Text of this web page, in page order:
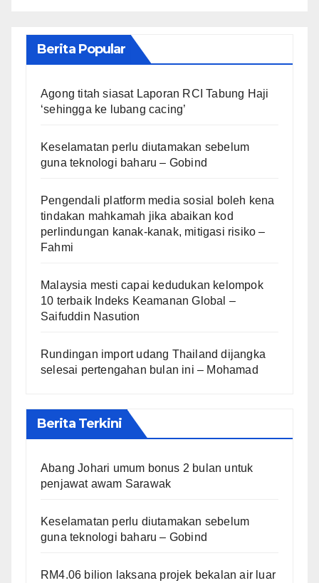
Berita Popular
Agong titah siasat Laporan RCI Tabung Haji
‘sehingga ke lubang cacing’
Keselamatan perlu diutamakan sebelum
guna teknologi baharu – Gobind
Pengendali platform media sosial boleh kena
tindakan mahkamah jika abaikan kod
perlindungan kanak-kanak, mitigasi risiko –
Fahmi
Malaysia mesti capai kedudukan kelompok
10 terbaik Indeks Keamanan Global –
Saifuddin Nasution
Rundingan import udang Thailand dijangka
selesai pertengahan bulan ini – Mohamad
Berita Terkini
Abang Johari umum bonus 2 bulan untuk
penjawat awam Sarawak
Keselamatan perlu diutamakan sebelum
guna teknologi baharu – Gobind
RM4.06 bilion laksana projek bekalan air luar